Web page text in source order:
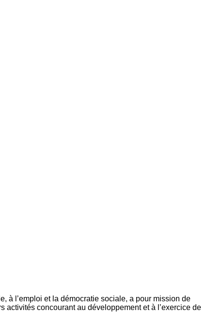
à l’emploi et la démocratie sociale, a pour mission de
concourant au développement et à l’exercice de